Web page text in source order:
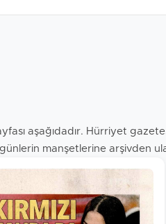
aşağıdadır. Hürriyet
manşetlerine arşivden